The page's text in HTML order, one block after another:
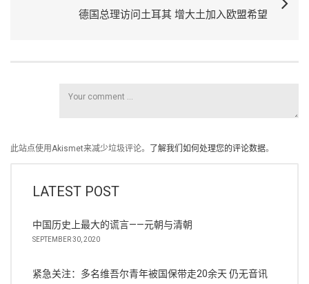
德国总理访问土耳其 增大土加入欧盟希望
此站点使用Akismet来减少垃圾评论。 了解我们如何处理您的评论数据。
LATEST POST
中国历史上最大的谎言——元朝与清朝
SEPTEMBER 30, 2020
紧急关注：多名维吾尔青年被国保带走20余天 仍无音讯